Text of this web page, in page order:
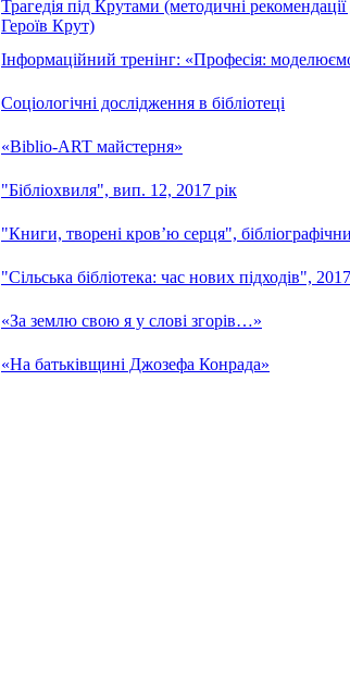
Трагедія під Крутами (методичні
Героїв Крут)
Інформаційний тренінг: «Професія:
Соціологічні дослідження в бібліотеці
«Biblio-ART майстерня»
"Бібліохвиля", вип. 12, 2017 рік
"Книги, творені кров’ю серця",
"Сільська бібліотека: час нових підходів",
«За землю свою я у слові згорів…»
«На батьківщині Джозефа Конрада»